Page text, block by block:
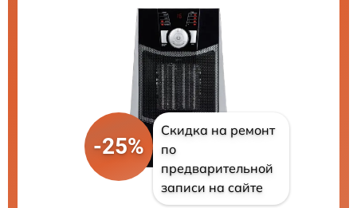
-25%
Скидка на ремонт
по
предварительной
записи на сайте